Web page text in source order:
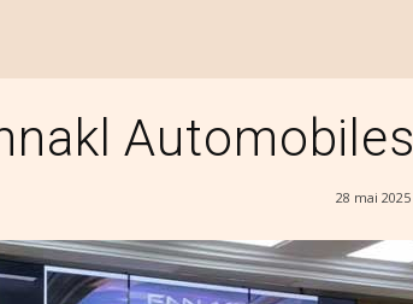
Automobiles
28 mai 2025